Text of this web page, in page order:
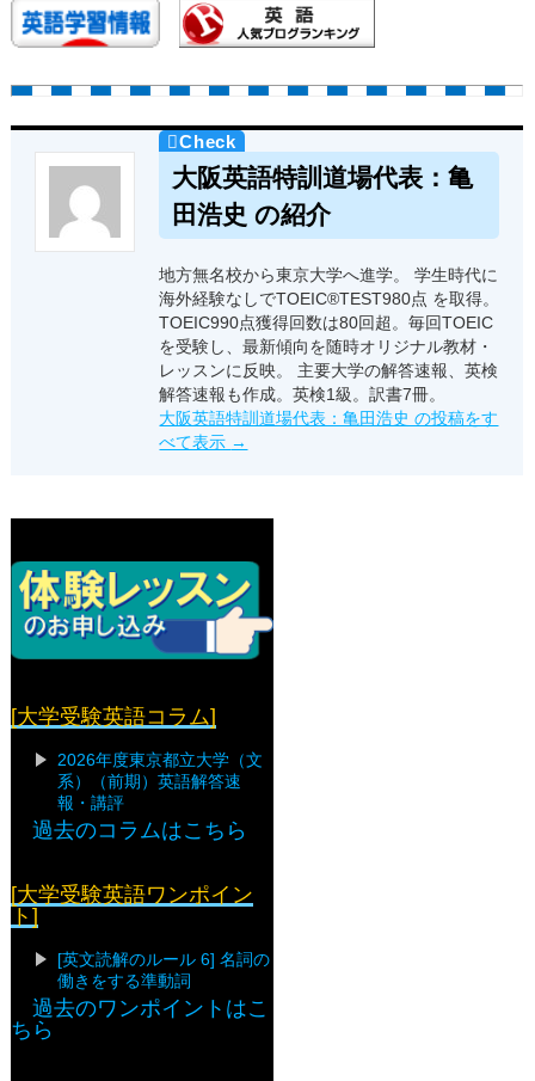
大阪英語特訓道場代表：亀
田浩史 の紹介
地方無名校から東京大学へ進学。 学生時代に
海外経験なしでTOEIC®TEST980点 を取得。
TOEIC990点獲得回数は80回超。毎回TOEIC
を受験し、最新傾向を随時オリジナル教材・
レッスンに反映。 主要大学の解答速報、英検
解答速報も作成。英検1級。訳書7冊。
大阪英語特訓道場代表：亀田浩史 の投稿をす
べて表示 →
[大学受験英語コラム]
2026年度東京都立大学（文
系）（前期）英語解答速
報・講評
過去のコラムはこちら
[大学受験英語ワンポイン
ト]
[英文読解のルール 6] 名詞の
働きをする準動詞
過去のワンポイントはこ
ちら